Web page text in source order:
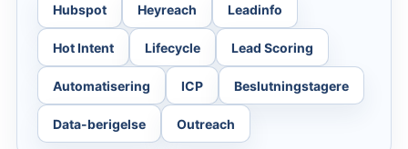
Hubspot Heyreach Leadinfo
Hot Intent Lifecycle Lead Scoring
Automatisering ICP Beslutningstagere
Data-berigelse Outreach